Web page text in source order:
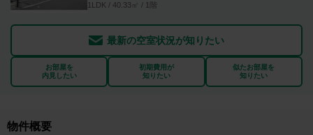
1LDK / 40.33㎡ / 1階
最新の空室状況が知りたい
お部屋を
内見したい
初期費用が
知りたい
似たお部屋を
知りたい
物件概要